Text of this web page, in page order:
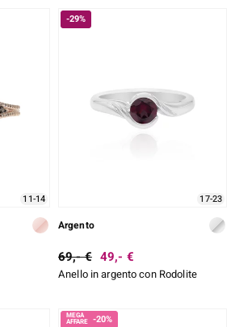
11-14
-29%
17-23
Argento
69,- € 49,- €
Anello in argento con Rodolite
-20%